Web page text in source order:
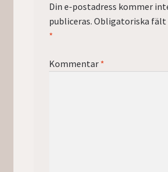
Din e-postadress kommer
publiceras. Obligatoriska fält
*
Kommentar *